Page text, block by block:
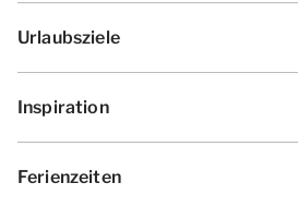
Urlaubsziele
Inspiration
Ferienzeiten